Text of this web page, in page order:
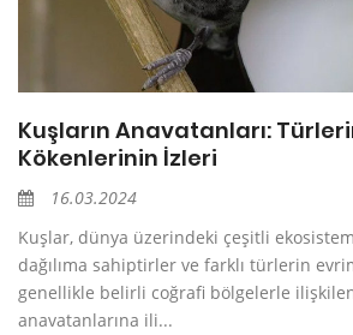
Kuşların Anavatanları:
Kökenlerinin İzleri
16.03.2024
Kuşlar, dünya üzerindeki çeşitli
dağılıma sahiptirler ve farklı türlerin
genellikle belirli coğrafi bölgelerle
anavatanlarına ili...